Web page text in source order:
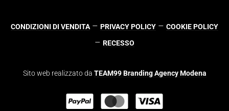
CONDIZIONI DI VENDITA – PRIVACY POLICY – COOKIE POLICY
– RECESSO
Sito web realizzato da TEAM99 Branding Agency Modena